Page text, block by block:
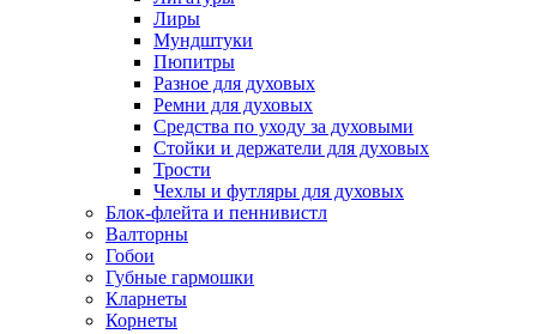
Лиры
Мундштуки
Пюпитры
Разное для духовых
Ремни для духовых
Средства по уходу за духовыми
Стойки и держатели для духовых
Трости
Чехлы и футляры для духовых
Блок-флейта и пеннивистл
Валторны
Гобои
Губные гармошки
Кларнеты
Корнеты